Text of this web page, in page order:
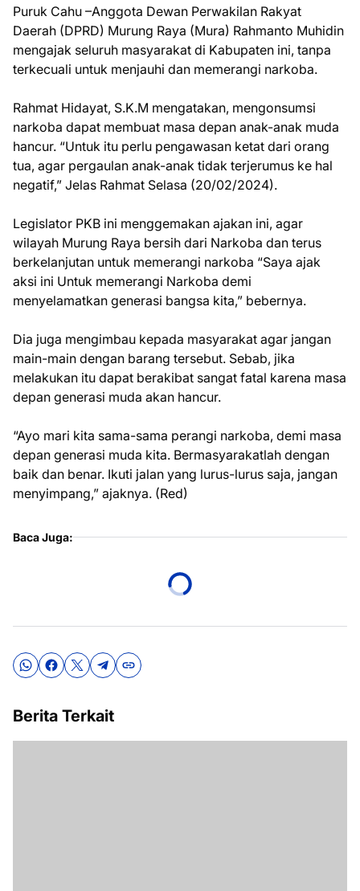
Puruk Cahu –Anggota Dewan Perwakilan Rakyat
Daerah (DPRD) Murung Raya (Mura) Rahmanto Muhidin
mengajak seluruh masyarakat di Kabupaten ini, tanpa
terkecuali untuk menjauhi dan memerangi narkoba.
Rahmat Hidayat, S.K.M mengatakan, mengonsumsi
narkoba dapat membuat masa depan anak-anak muda
hancur. “Untuk itu perlu pengawasan ketat dari orang
tua, agar pergaulan anak-anak tidak terjerumus ke hal
negatif,” Jelas Rahmat Selasa (20/02/2024).
Legislator PKB ini menggemakan ajakan ini, agar
wilayah Murung Raya bersih dari Narkoba dan terus
berkelanjutan untuk memerangi narkoba “Saya ajak
aksi ini Untuk memerangi Narkoba demi
menyelamatkan generasi bangsa kita,” bebernya.
Dia juga mengimbau kepada masyarakat agar jangan
main-main dengan barang tersebut. Sebab, jika
melakukan itu dapat berakibat sangat fatal karena masa
depan generasi muda akan hancur.
“Ayo mari kita sama-sama perangi narkoba, demi masa
depan generasi muda kita. Bermasyarakatlah dengan
baik dan benar. Ikuti jalan yang lurus-lurus saja, jangan
menyimpang,” ajaknya. (Red)
Baca Juga:
Berita Terkait